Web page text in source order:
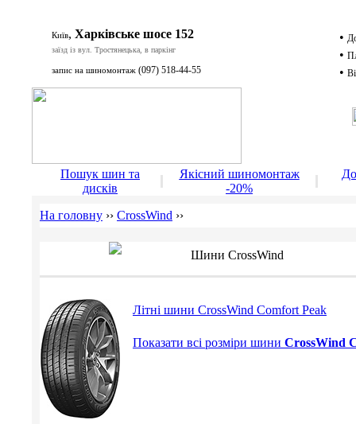
Київ, Харківське шосе 152
заїзд із вул. Тростянецька, в паркінг
запис на шиномонтаж (097) 518-44-55
•
•
•
Пошук шин та
дисків
Якісний шиномонтаж
-20%
На головну ›› CrossWind ››
Шини CrossWind
Літні шини CrossWind Comfort Peak
Показати всі розміри шини CrossWind